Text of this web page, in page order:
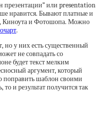
презентации” или presentation
нравится. Бывают платные и
Киноута и Фотошопа. Можно
.
но у них есть существенный
не совпадать со
будет текст мелким
аргумент, который
поправить шаблон своими
и результат получится так